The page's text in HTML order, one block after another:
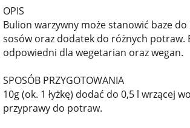
OPIS
Bulion warzywny może stanowić baze do
sosów oraz dodatek do różnych potraw.
odpowiedni dla wegetarian oraz wegan.
SPOSÓB PRZYGOTOWANIA
10g (ok. 1 łyżkę) dodać do 0,5 l wrzącej
przyprawy do potraw.